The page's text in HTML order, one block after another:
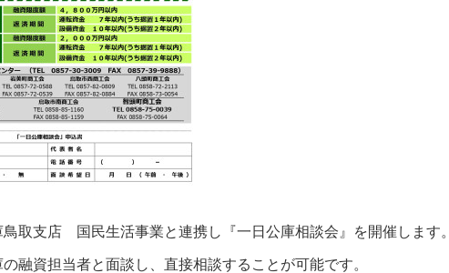
鳥取支店 国民生活事業と連携し『一日公庫相談会』を開催します。
融資担当者と面談し、直接相談することが可能です。